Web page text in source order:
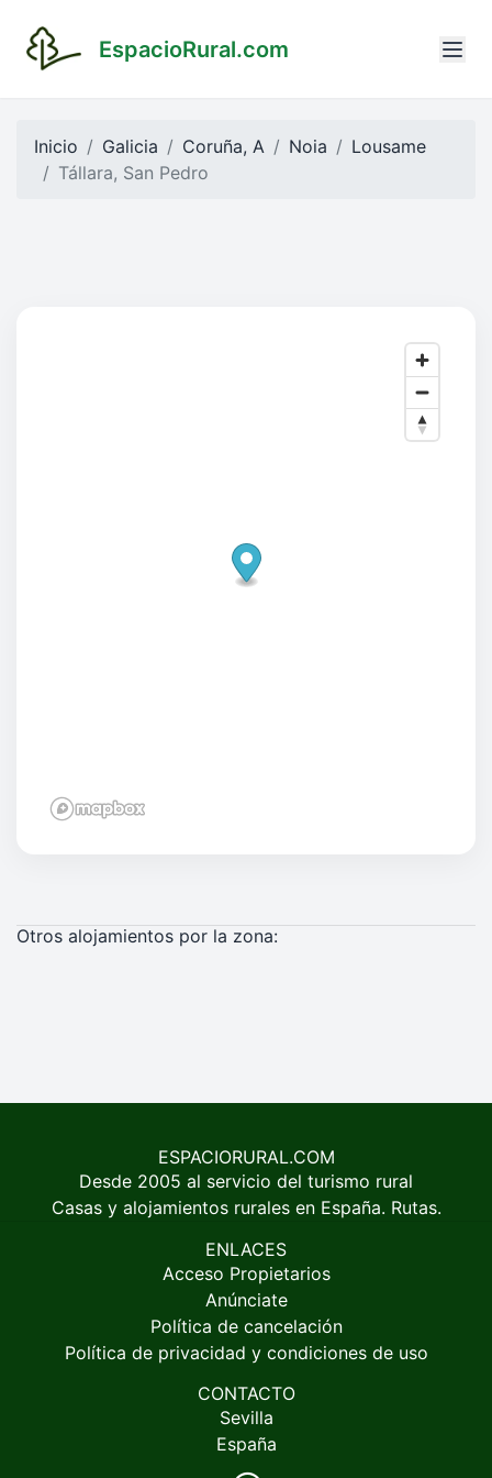
EspacioRural.com
Inicio Galicia Coruña, A Noia
Lousame
Tállara, San Pedro
Otros alojamientos por la zona:
ESPACIORURAL.COM
Desde 2005 al servicio del turismo rural
Casas y alojamientos rurales en España. Rutas.
ENLACES
Acceso Propietarios
Anúnciate
Política de cancelación
Política de privacidad y condiciones de uso
CONTACTO
Sevilla
España